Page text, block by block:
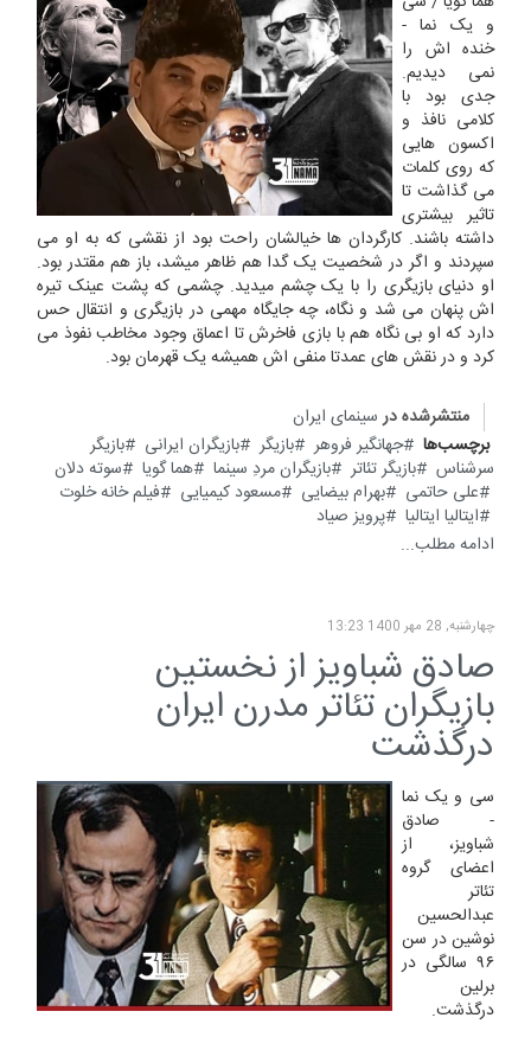
و یک نما -
خنده اش را
نمی دیدیم.
جدی بود با
کلامی نافذ و
اکسون هایی
که روی کلمات
می گذاشت تا
تاثیر بیشتری
داشته باشند. کارگردان ها خیالشان راحت بود از نقشی که به او می
سپردند و اگر در شخصیت یک گدا هم ظاهر میشد، باز هم مقتدر بود.
او دنیای بازیگری را با یک چشم میدید. چشمی که پشت عینک تیره
اش پنهان می شد و نگاه، چه جایگاه مهمی در بازیگری و انتقال حس
دارد که او بی نگاه هم با بازی فاخرش تا اعماق وجود مخاطب نفوذ می
کرد و در نقش های عمدتا منفی اش همیشه یک قهرمان بود.
منتشرشده در سینمای ایران
برچسب‌ها
جهانگیر فروهر بازیگر بازیگران ایرانی
بازیگر
سرشناس
بازیگر تئاتر بازیگران مردِ سینما هما گویا
سوته دلان
علی حاتمی
بهرام بیضایی مسعود کیمیایی
فیلم خانه خلوت
ایتالیا ایتالیا
پرویز صیاد
ادامه مطلب...
چهارشنبه, 28 مهر 1400 13:23
صادق شباویز از نخستین
بازیگران تئاتر مدرن ایران
درگذشت
سی و یک نما
- صادق
شباویز، از
اعضای گروه
تئاتر
عبدالحسین
نوشین در سن
۹۶ سالگی در
برلین
درگذشت.